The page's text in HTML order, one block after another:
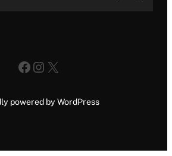
Facebook
Instagram
X
powered by WordPress